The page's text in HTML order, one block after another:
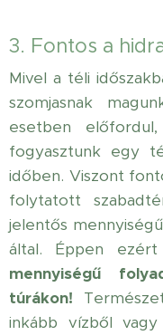
3. Fontos a
Mivel a téli
szomjasnak
esetben
fogyasztunk egy
időben. Viszont
folytatott
jelentős
által. Éppen ezért
mennyiségű
túrákon!
inkább vízből